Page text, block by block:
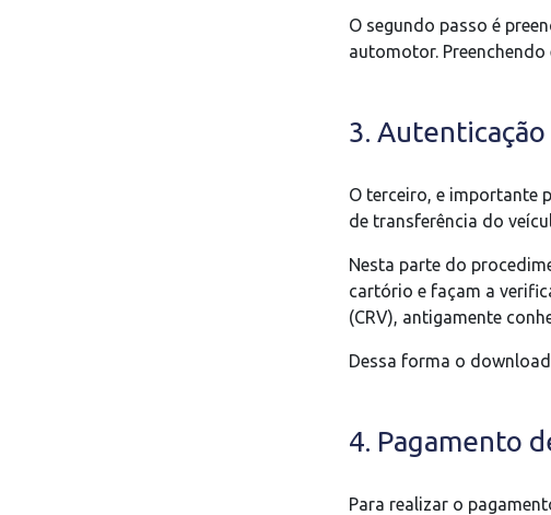
O segundo passo é
automotor.
3.
O terceiro, e importante
de transferência do
Nesta parte do
cartório e façam a
(CRV), antigamente
Dessa forma o
4. Pagamento
Para realizar o